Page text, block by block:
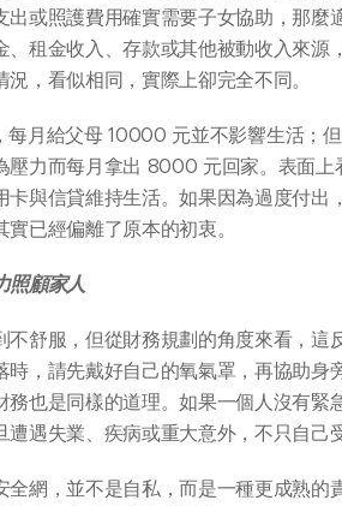
出或照護費用確實需要子女協助，那
、租金收入、存款或其他被動收入來
，看似相同，實際上卻完全不同。
月給父母 10000 元並不影響生活；
壓力而每月拿出 8000 元回家。表面
卡與信貸維持生活。如果因為過度付
已經偏離了原本的初衷。
照顧家人
不舒服，但從財務規劃的角度來看，
時，請先戴好自己的氧氣罩，再協助
務也是同樣的道理。如果一個人沒有
遇失業、疾病或重大意外，不只自己
全網，並不是自私，而是一種更成熟